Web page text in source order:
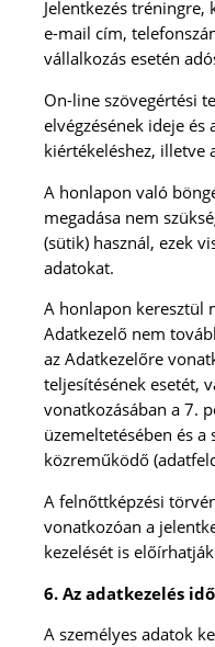
Jelentkezés tréningre,
e-mail cím,
vállalkozás esetén
On-line szövegértési
elvégzésének ideje és
kiértékeléshez, illetve
A honlapon való
megadása nem
(sütik) használ, ezek
adatokat.
A honlapon keresztül
Adatkezelő nem
az Adatkezelőre
teljesítésének esetét,
vonatkozásában a 7.
üzemeltetésében és
közreműködő
A felnőttképzési
vonatkozóan a
kezelését is
6. Az adatkezelés
A személyes adatok